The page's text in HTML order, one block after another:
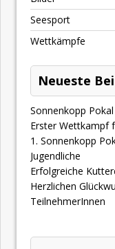
Seesport
Wettkämpfe
Neueste
Sonnenkopp
Erster Wettkampf
1. Sonnenkopp
Jugendliche
Erfolgreiche
Herzlichen
TeilnehmerInnen